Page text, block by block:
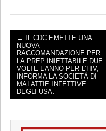
POST NAVIGATION
← IL CDC EMETTE UNA
NUOVA
RACCOMANDAZIONE PER
LA PREP INIETTABILE DUE
VOLTE L’ANNO PER L’HIV,
INFORMA LA SOCIETÀ DI
MALATTIE INFETTIVE
DEGLI USA.